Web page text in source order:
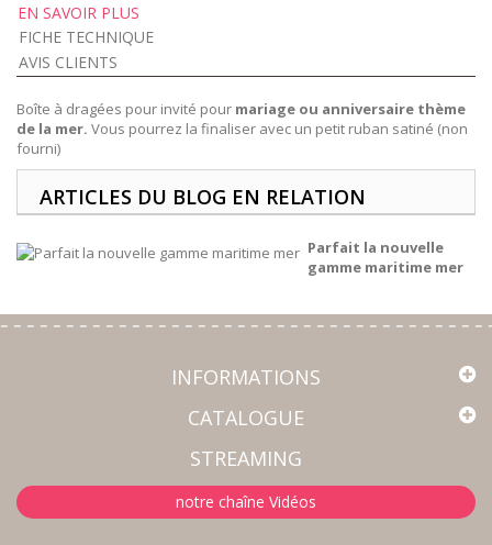
EN SAVOIR PLUS
FICHE TECHNIQUE
AVIS CLIENTS
Boîte à dragées pour invité pour mariage ou anniversaire thème
de la mer. Vous pourrez la finaliser avec un petit ruban satiné (non
fourni)
ARTICLES DU BLOG EN RELATION
Parfait la nouvelle
gamme maritime mer
INFORMATIONS
CATALOGUE
STREAMING
notre chaîne Vidéos